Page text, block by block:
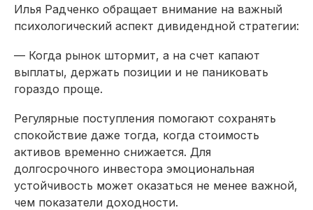
Илья Радченко обращает внимание на важный
психологический аспект дивидендной стратегии:
— Когда рынок штормит, а на счет капают
выплаты, держать позиции и не паниковать
гораздо проще.
Регулярные поступления помогают сохранять
спокойствие даже тогда, когда стоимость
активов временно снижается. Для
долгосрочного инвестора эмоциональная
устойчивость может оказаться не менее важной,
чем показатели доходности.